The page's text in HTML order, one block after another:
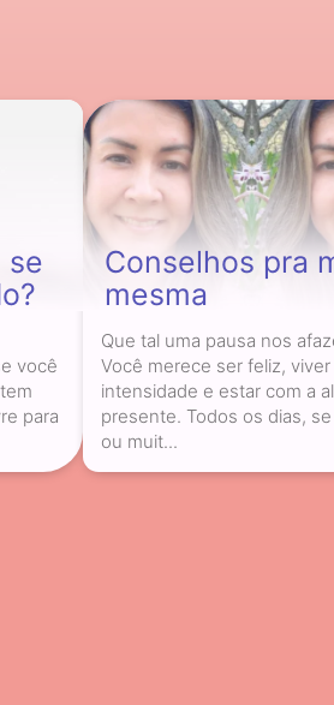
se
você
para
Conselhos pra
mesma
Que tal uma pausa nos
Você merece ser feliz,
intensidade e estar com a
presente. Todos os dias,
ou muit...